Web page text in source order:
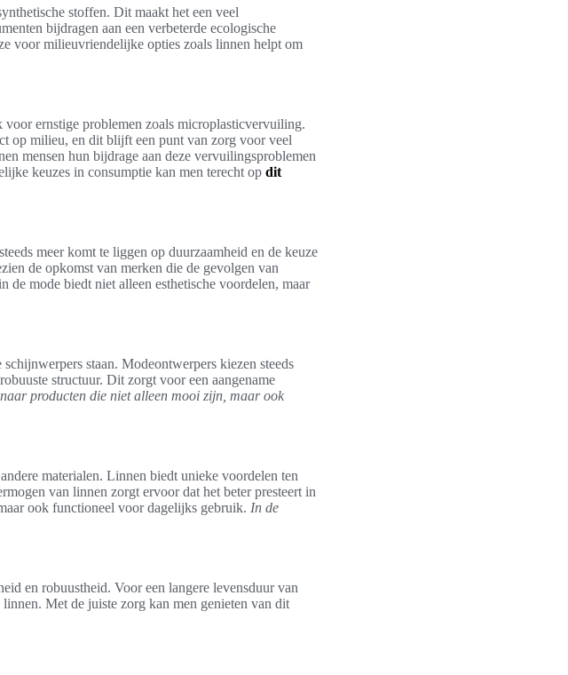
stoffen. Dit maakt het een veel
bijdragen aan een verbeterde ecologische
voor milieuvriendelijke opties zoals linnen helpt om
ernstige problemen zoals microplasticvervuiling.
op milieu, en dit blijft een punt van zorg voor veel
mensen hun bijdrage aan deze vervuilingsproblemen
keuzes in consumptie kan men terecht op dit
meer komt te liggen op duurzaamheid en de keuze
de opkomst van merken die de gevolgen van
mode biedt niet alleen esthetische voordelen, maar
staan. Modeontwerpers kiezen steeds
structuur. Dit zorgt voor een aangename
producten die niet alleen mooi zijn, maar ook
materialen. Linnen biedt unieke voordelen ten
van linnen zorgt ervoor dat het beter presteert in
ook functioneel voor dagelijks gebruik. In de
en robuustheid. Voor een langere levensduur van
Met de juiste zorg kan men genieten van dit